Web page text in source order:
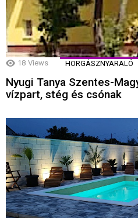
18 Views HORGÁSZNYARALÓ
Nyugi Tanya Szentes-
vízpart, stég és csónak